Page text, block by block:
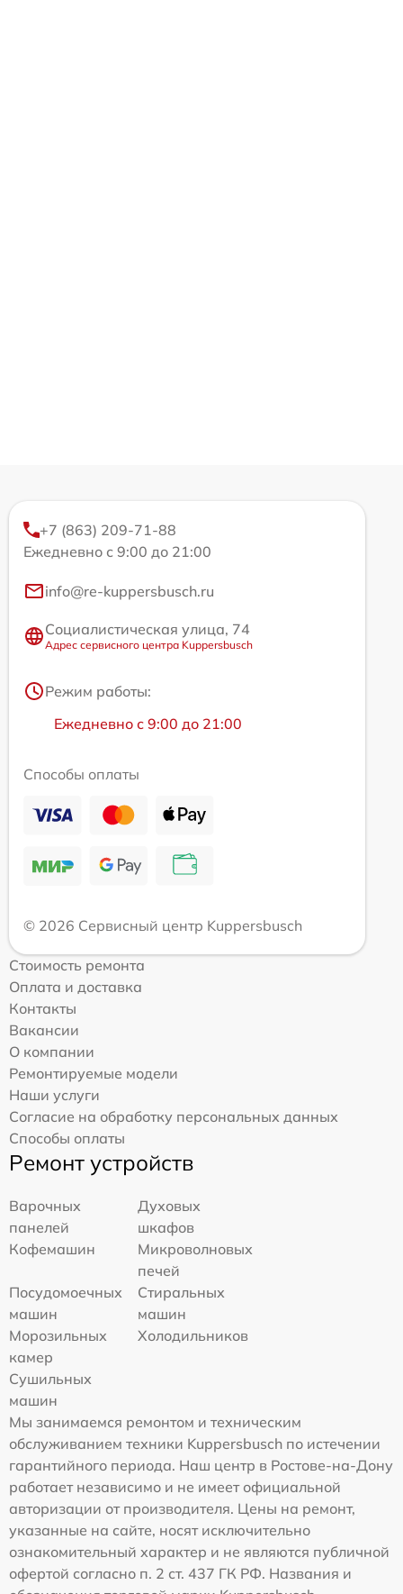
+7 (863) 209-71-88
Ежедневно с 9:00 до 21:00
info@re-kuppersbusch.ru
Социалистическая улица, 74
Адрес сервисного центра Kuppersbusch
Режим работы:
Ежедневно с 9:00 до 21:00
Способы оплаты
© 2026 Сервисный центр Kuppersbusch
Стоимость ремонта
Оплата и доставка
Контакты
Вакансии
О компании
Ремонтируемые модели
Наши услуги
Согласие на обработку персональных данных
Способы оплаты
Ремонт устройств
Варочных
панелей
Духовых
шкафов
Кофемашин
Микроволновых
печей
Посудомоечных
машин
Стиральных
машин
Морозильных
камер
Холодильников
Сушильных
машин
Мы занимаемся ремонтом и техническим
обслуживанием техники Kuppersbusch по истечении
гарантийного периода. Наш центр в Ростове-на-Дону
работает независимо и не имеет официальной
авторизации от производителя. Цены на ремонт,
указанные на сайте, носят исключительно
ознакомительный характер и не являются публичной
офертой согласно п. 2 ст. 437 ГК РФ. Названия и